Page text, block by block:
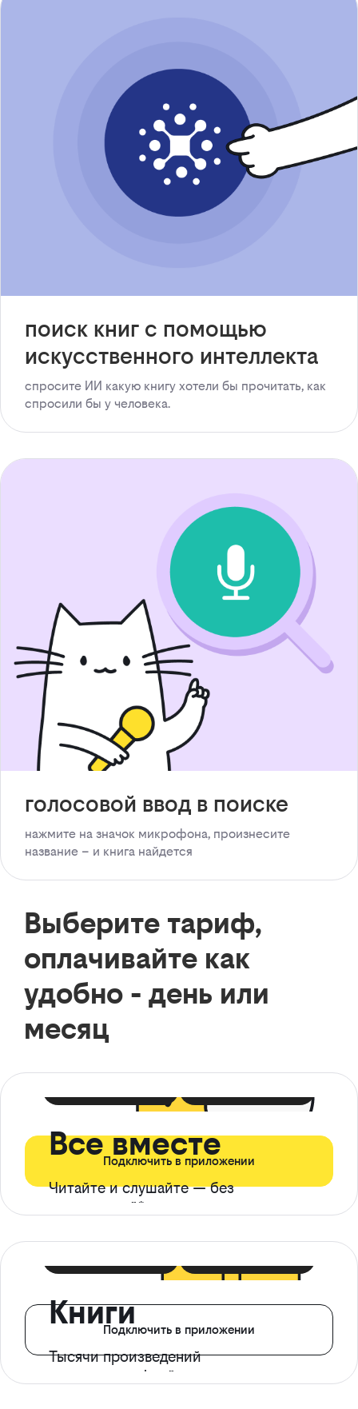
поиск книг с помощью
искусственного интеллекта
спросите ИИ какую книгу хотели бы прочитать, как
спросили бы у человека.
голосовой ввод в поиске
нажмите на значок микрофона, произнесите
название – и книга найдется
Выберите тариф,
оплачивайте как
удобно - день или
месяц
Все вместе
Читайте и слушайте — без
ограничений*
Подключить в приложении
Книги
Тысячи произведений
с доступом офлайн
Подключить в приложении